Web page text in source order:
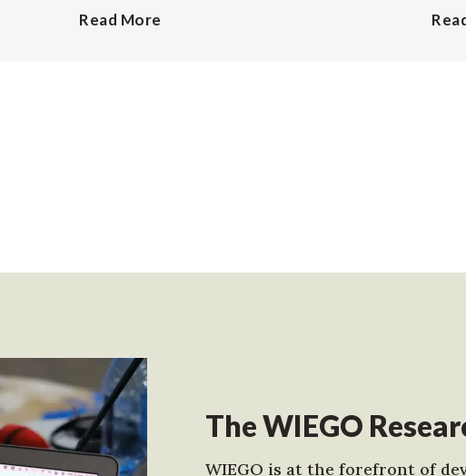
Read More
The WIEGO
WIEGO is at the forefront of